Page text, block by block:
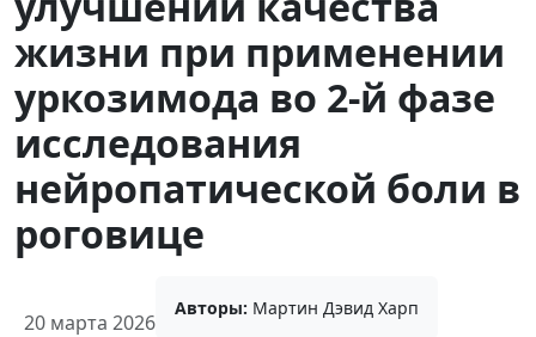
жизни при применении
уркозимода во 2-й фазе
исследования
нейропатической боли в
роговице
20 марта 2026
Авторы: Мартин Дэвид Харп